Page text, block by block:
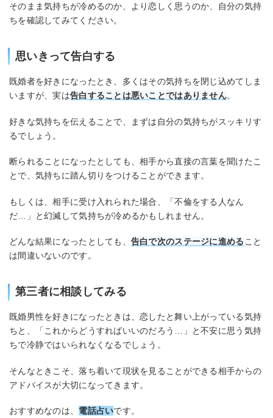
そのまま気持ちが冷めるのか、より恋しく思うのか、自分の気持
ちを確認してみてください。
思いきって告白する
既婚者を好きになったとき、多くはその気持ちを閉じ込めてしま
いますが、実は告白することは悪いことではありません。
好きな気持ちを伝えることで、まずは自分の気持ちがスッキリす
るでしょう。
断られることになったとしても、相手から直接の言葉を聞けたこ
とで、気持ちに踏ん切りをつけることができます。
もしくは、相手に受け入れられた場合、「不倫をする人なん
だ…」と幻滅して気持ちが冷めるかもしれません。
どんな結果になったとしても、 告白で次のステージに進めること
は間違いないのです。
第三者に相談してみる
既婚男性を好きになったときは、恋したと舞い上がっている気持
ちと、「これからどうすればいいのだろう…」と不安に思う気持
ちで冷静ではいられなくなるでしょう。
そんなときこそ、落ち着いて現状を見ることができる相手からの
アドバイスが大切になってきます。
おすすめなのは、 電話占いです。